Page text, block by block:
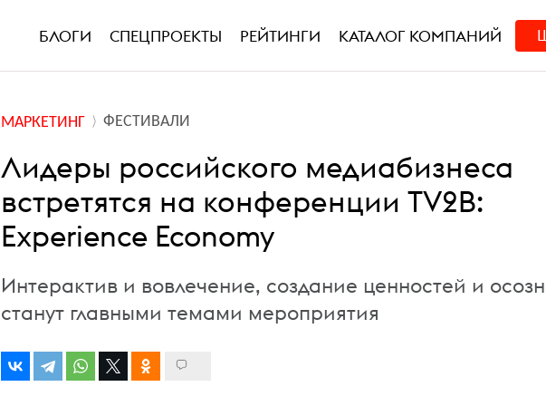
БЛОГИ СПЕЦПРОЕКТЫ РЕЙТИНГИ КАТАЛОГ КОМПАНИЙ
МАРКЕТИНГ ФЕСТИВАЛИ
Лидеры российского медиабизнеса
встретятся на конференции TV2B:
Experience Economy
Интерактив и вовлечение, создание ценностей и
станут главными темами мероприятия